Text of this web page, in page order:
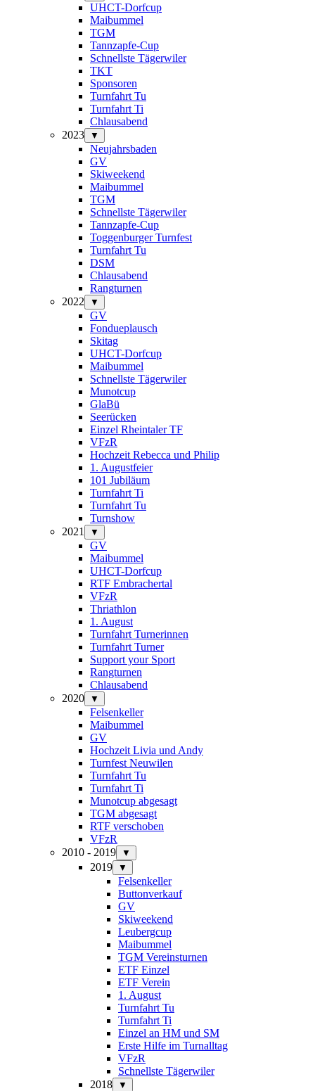
UHCT-Dorfcup
Maibummel
TGM
Tannzapfe-Cup
Schnellste Tägerwiler
TKT
Sponsoren
Turnfahrt Tu
Turnfahrt Ti
Chlausabend
2023
▼
Neujahrsbaden
GV
Skiweekend
Maibummel
TGM
Schnellste Tägerwiler
Tannzapfe-Cup
Toggenburger Turnfest
Turnfahrt Tu
DSM
Chlausabend
Rangturnen
2022
▼
GV
Fondueplausch
Skitag
UHCT-Dorfcup
Maibummel
Schnellste Tägerwiler
Munotcup
GlaBü
Seerücken
Einzel Rheintaler TF
VFzR
Hochzeit Rebecca und Philip
1. Augustfeier
101 Jubiläum
Turnfahrt Ti
Turnfahrt Tu
Turnshow
2021
▼
GV
Maibummel
UHCT-Dorfcup
RTF Embrachertal
VFzR
Thriathlon
1. August
Turnfahrt Turnerinnen
Turnfahrt Turner
Support your Sport
Rangturnen
Chlausabend
2020
▼
Felsenkeller
Maibummel
GV
Hochzeit Livia und Andy
Turnfest Neuwilen
Turnfahrt Tu
Turnfahrt Ti
Munotcup abgesagt
TGM abgesagt
RTF verschoben
VFzR
2010 - 2019
▼
2019 ▼
Felsenkeller
Buttonverkauf
GV
Skiweekend
Leubergcup
Maibummel
TGM Vereinsturnen
ETF Einzel
ETF Verein
1. August
Turnfahrt Tu
Turnfahrt Ti
Einzel an HM und SM
Erste Hilfe im Turnalltag
VFzR
Schnellste Tägerwiler
2018
▼